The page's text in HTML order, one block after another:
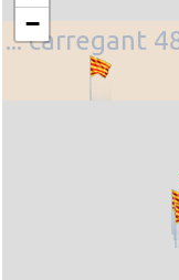
... carregant
−